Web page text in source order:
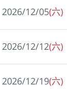
2026/12/05(六)
2026/12/12(六)
2026/12/19(六)